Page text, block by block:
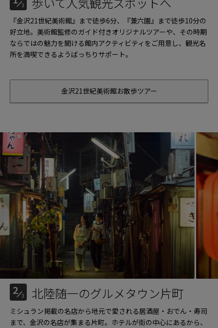
3
『金沢21世紀美術館』まで徒歩6分、『兼六園』まで徒歩10分の
好立地。美術館監修のガイド付きオリジナルツアーや、その時期
ならではの魅力を聞ける館内アクティビティをご用意し、観光名
所を満喫できるようばっちりサポート。
金沢21世紀美術館お散歩ツアー
2 3 北陸随一のグルメタウン片町
ミシュラン掲載の名店から地元で愛される居酒屋・おでん・寿司
まで、金沢の名店が集まる片町。ホテルが街の中心にあるから、